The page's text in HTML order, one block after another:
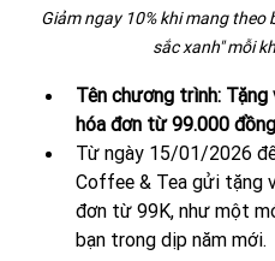
Giảm ngay 10% khi mang
sắc xanh" mỗi
Tên chương trình:
hóa đơn từ 99.000 đồng
Từ ngày 15/01/2026
Coffee & Tea gửi tặng
đơn từ 99K, như một
bạn trong dịp năm mới.